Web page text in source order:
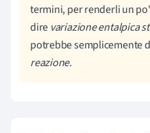
termini, per renderli un
dire variazione entalpica
potrebbe semplicemente
reazione.